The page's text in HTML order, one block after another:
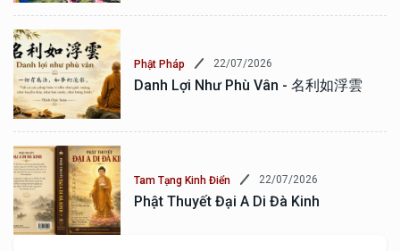
Phật Pháp 22/07/2026
Danh Lợi Như Phù Vân - 名利如浮雲
Tam Tạng Kinh Điển 22/07/2026
Phật Thuyết Đại A Di Đà Kinh